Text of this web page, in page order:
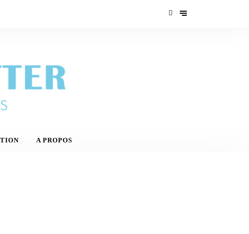
A PROPOS